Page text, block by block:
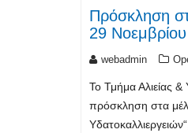
Πρόσκληση
29 Νοεμβρίου
webadmin
Το Τμήμα Αλιείας
πρόσκληση στα